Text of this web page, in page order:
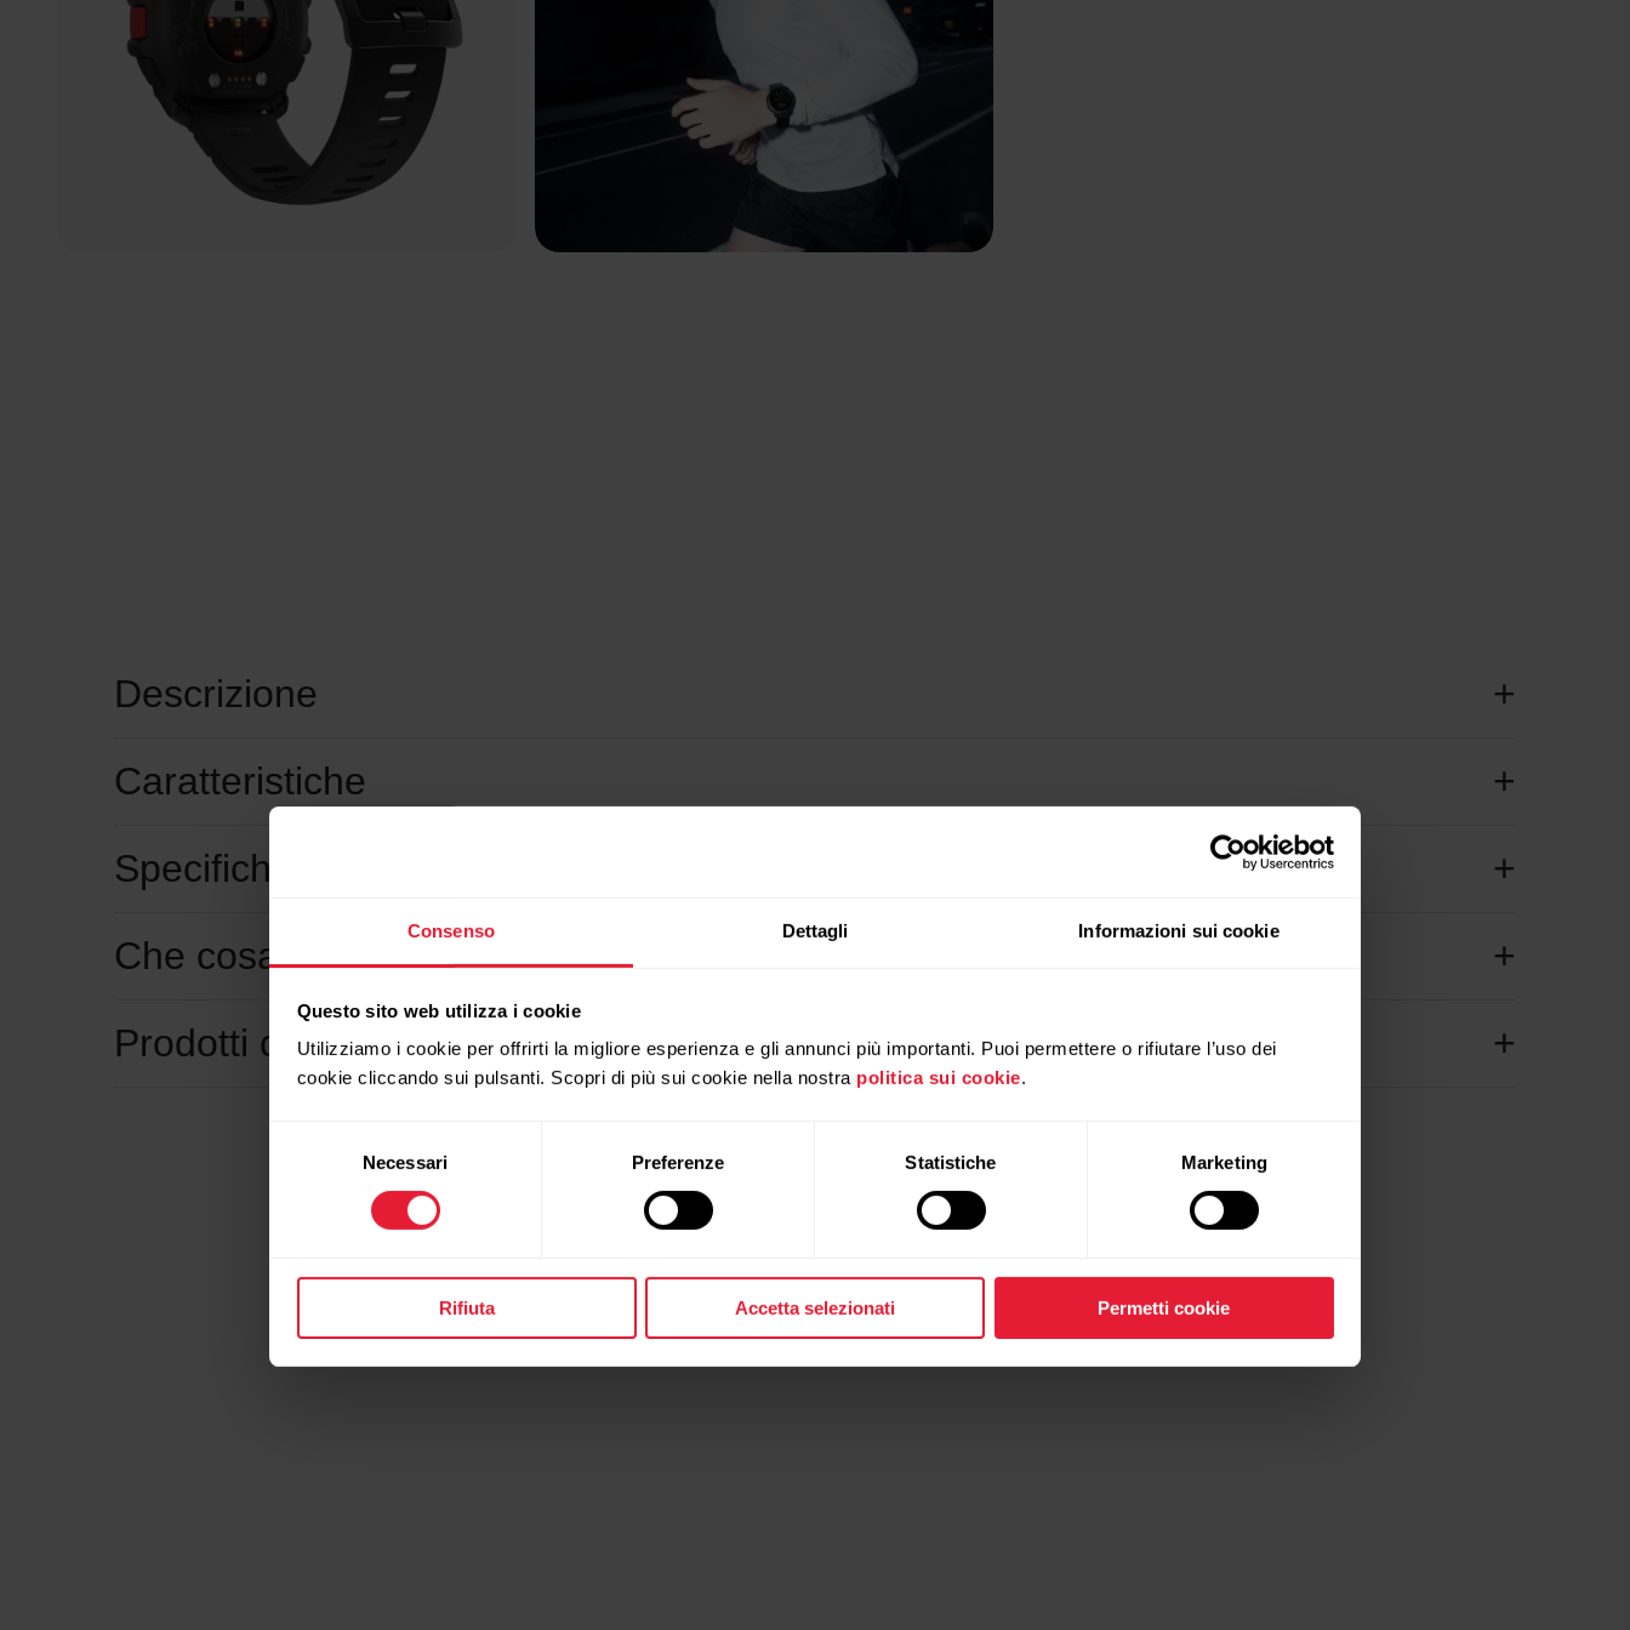
Consenso Dettagli Informazioni sui cookie
Questo sito web utilizza i cookie
Utilizziamo i cookie per offrirti la migliore esperienza e gli annunci più importanti. Puoi permettere o rifiutare l’uso dei
cookie cliccando sui pulsanti. Scopri di più sui cookie nella nostra politica sui cookie.
Necessari Preferenze Statistiche Marketing
Rifiuta Accetta selezionati Permetti cookie
Descrizione
Caratteristiche
Specifiche tecniche
Che cosa è incluso?
Prodotti compatibili